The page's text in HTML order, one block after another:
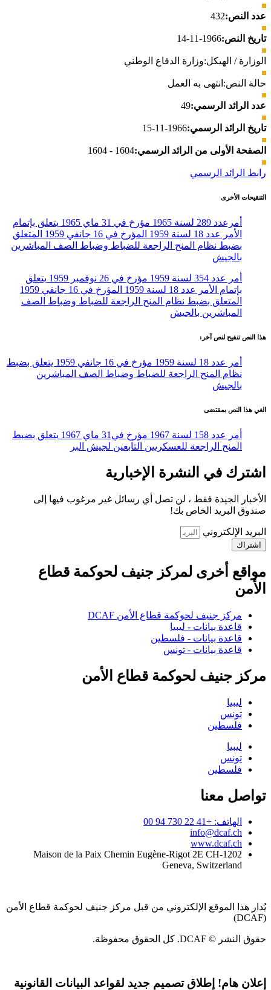
عدد النص:432
تاريخ النص:1966-11-14
الوزارة / الهيكل:وزارة الدفاع الوطني
حالة النص: انتهى به العمل
عدد الرائد الرسمي:49
تاريخ الرائد الرسمي:1966-11-15
الصفحة الأولى من الرائد الرسمي:1604 - 1604
رابط الرائد الرسمي
التنقيحات الأخرى
أمرعدد 289 لسنة 1965 مؤرخ في 31 ماي 1965 يتعلق بإتمام
الأمر عدد 18 لسنة 1959 المؤرخ في 16 جانفي 1959 المتعلق
بضبط نظام المنح الراجعة للضباط وضباط الصف المباشرين
بالجيش
أمر عدد 354 لسنة 1959 مؤرخ في 26 نوفمبر 1959 يتعلق
بإتمام الأمر عدد 18 لسنة 1959 المؤرخ في 16 جانفي 1959
المتعلق بضبط نظام المنح الراجعة للضباط وضباط الصف
المباشرين بالجيش
هذا النص تنقيح لنص آخر:
أمر عدد 18 لسنة 1959 مؤرخ في 16 جانفي 1959 يتعلق بضبط
نظام المنح الراجعة للضباط وضباط الصف المباشرين
بالجيش
الغي هذا النص بمقتضى
أمر عدد 158 لسنة 1967 مؤرخ في31 ماي 1967 يتعلق بضبط
المنح الراجعة للعسكريين التابعين لجيش البر
اشترك في النشرة الإخبارية
الأخبار الجيدة فقط ، لن تصل أي رسائل غير مرغوب فيها إلى
صندوق البريد الخاص بك!
البريد الإلكتروني
اشتراك
مواقع أخرى لمركز جنيف لحوكمة قطاع
الأمن
مركز جنيف لحوكمة قطاع الأمن DCAF
قاعدة بيانات - ليبيا
قاعدة بيانات - فلسطين
قاعدة بيانات - تونس
مركز جنيف لحوكمة قطاع الأمن
ليبيا
تونس
فلسطين
ليبيا
تونس
فلسطين
تواصل معنا
الهاتف: +41 22 730 94 00
info@dcaf.ch
www.dcaf.ch
Maison de la Paix Chemin Eugène-Rigot 2E CH-1202
Geneva, Switzerland
يُدار هذا الموقع الإلكتروني من قبل مركز جنيف لحوكمة قطاع الأمن
(DCAF)
حقوق النشر © DCAF. كل الحقوق محفوظة.
إعلان هام! إطلاق تصميم جديد لقواعد البيانات القانونية